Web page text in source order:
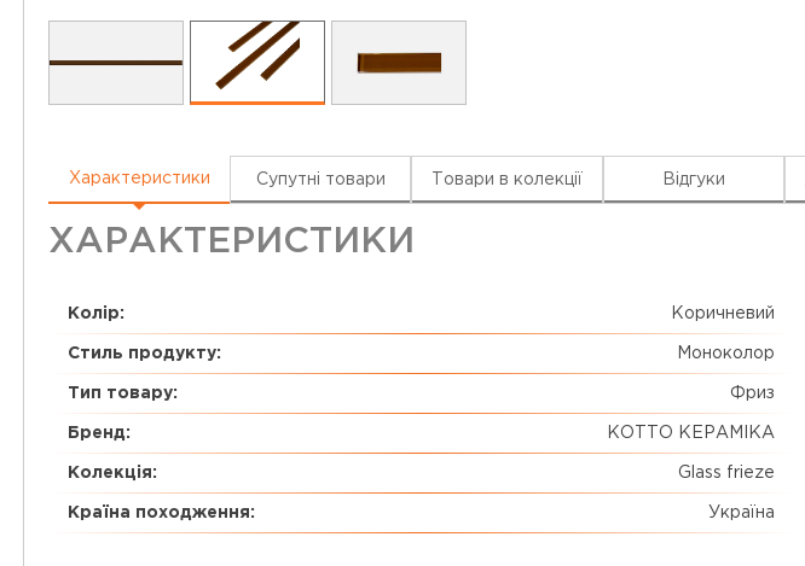
Характеристики Супутні товари Товари в колекції Відгуки
ХАРАКТЕРИСТИКИ
Колір: Коричневий
Стиль продукту: Моноколор
Тип товару: Фриз
Бренд: КОТТО КЕРАМІКА
Колекція: Glass frieze
Країна походження: Україна